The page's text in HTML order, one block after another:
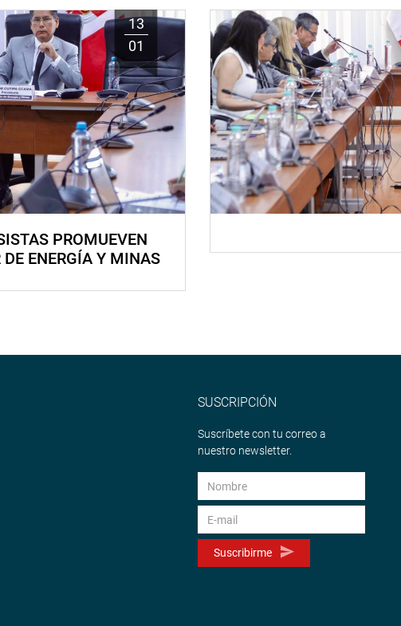
13
01
PROMUEVEN
ENERGÍA Y MINAS
SUSCRIPCIÓN
Suscríbete con tu correo a
nuestro newsletter.
Suscribirme